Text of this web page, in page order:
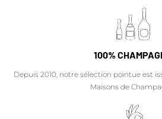
100%
Depuis 2010, notre sélection pointue est
Maisons de